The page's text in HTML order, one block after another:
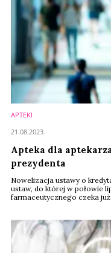
APTEKI
Apteka dla
prezydenta
Nowelizacja ustawy o
ustaw, do której w połowie
farmaceutycznego czeka
zatwierdzenia nowych
21.08.2023